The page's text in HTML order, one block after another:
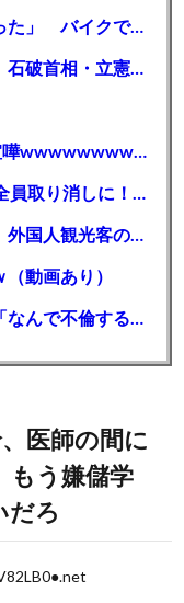
【千葉】「みんなで走れて楽しかった」 バイクでバースデー集団暴走 男女５７人を書類送検 SNSで参加者募る
ガソリン減税、１兆円の財源必要 石破首相・立憲野田氏「財源は死に物狂いで確保しなければならない」「本当に死に物狂いで」
【悲報】論客米山隆一、Xで夫婦喧嘩wwwwwwwwwwww
【芸能】高橋真麻「80代で免許を全員取り消しに！」 高齢ドライバーの事故問題で、高齢者の運転免許取り消し法を提案
【🗻】「富士山きれいに撮りたい」外国人観光客のレンタカー事故が急増…「ハンドルが逆で慣れず」、道の狭さも
動画あり）
シンガーソングライター・平井大「なんで不倫するか知ってる？妥協で結婚するからさ。」←浅すぎると大炎上
医師の間に
もう嫌儲学
だろ